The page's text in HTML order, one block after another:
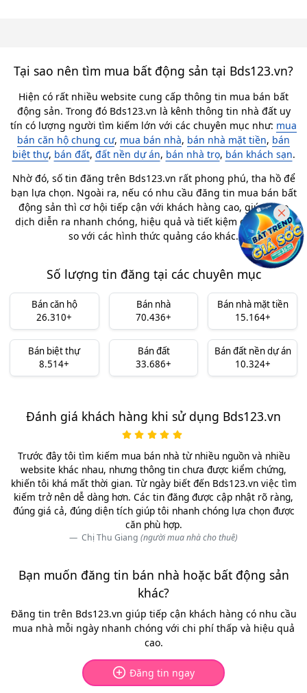
Tại sao nên tìm mua bất động sản tại Bds123.vn?
Hiện có rất nhiều website cung cấp thông tin mua bán bất
động sản. Trong đó Bds123.vn là kênh thông tin nhà đất uy
tín có lượng người tìm kiếm lớn với các chuyên mục như: mua
bán căn hộ chung cư, mua bán nhà, bán nhà mặt tiền, bán
biệt thự, bán đất, đất nền dự án, bán nhà trọ, bán khách sạn.
Nhờ đó, số tin đăng trên Bds123.vn rất phong phú, tha hồ để
bạn lựa chọn. Ngoài ra, nếu có nhu cầu đăng tin mua bán bất
động sản thì cơ hội tiếp cận với khách hàng cao, giúp giao
dịch diễn ra nhanh chóng, hiệu quả và tiết kiệm chi phí hơn
so với các hình thức quảng cáo khác.
Số lượng tin đăng tại các chuyên mục
Bán căn hộ
26.310+
Bán nhà
70.436+
Bán nhà mặt tiền
15.164+
Bán biệt thự
8.514+
Bán đất
33.686+
Bán đất nền dự án
10.324+
Đánh giá khách hàng khi sử dụng Bds123.vn
Trước đây tôi tìm kiếm mua bán nhà từ nhiều nguồn và nhiều
website khác nhau, nhưng thông tin chưa được kiểm chứng,
khiến tôi khá mất thời gian. Từ ngày biết đến Bds123.vn việc tìm
kiếm trở nên dễ dàng hơn. Các tin đăng được cập nhật rõ ràng,
đúng giá cả, đúng diện tích giúp tôi nhanh chóng lựa chọn được
căn phù hợp.
Chị Thu Giang (người mua nhà cho thuê)
Bạn muốn đăng tin bán nhà hoặc bất động sản
khác?
Đăng tin trên Bds123.vn giúp tiếp cận khách hàng có nhu cầu
mua nhà mỗi ngày nhanh chóng với chi phí thấp và hiệu quả
cao.
Đăng tin ngay